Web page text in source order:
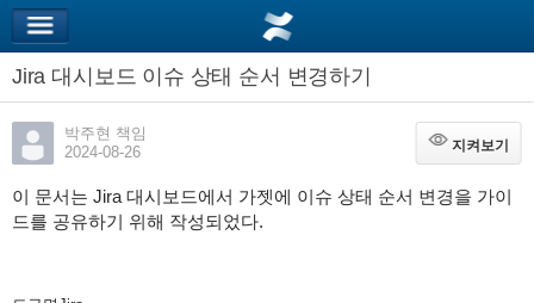
Jira 대시보드 이슈 상태 순서 변경하기
박주현 책임
2024-08-26
지켜보기
지켜보기
이 문서는 Jira 대시보드에서 가젯에 이슈 상태 순서 변경을 가이
드를 공유하기 위해 작성되었다.